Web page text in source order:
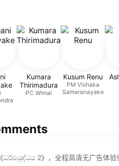
Kumara
Thirimadura
PC Wimal
Kusum Renu
PM Vishaka
Samaranayake
ධර්මයුද්ධය 2》，全程高清无广告体验